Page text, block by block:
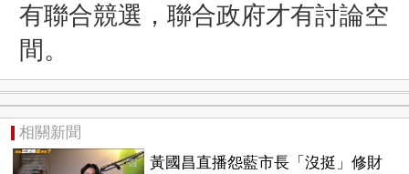
有聯合競選，聯合政府才有討論空
間。
相關新聞
黃國昌直播怨藍市長「沒挺」修財